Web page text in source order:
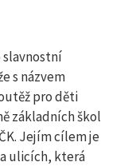
á
slavnostní
s názvem
pro děti
základních škol
Jejím cílem je
ulicích, která